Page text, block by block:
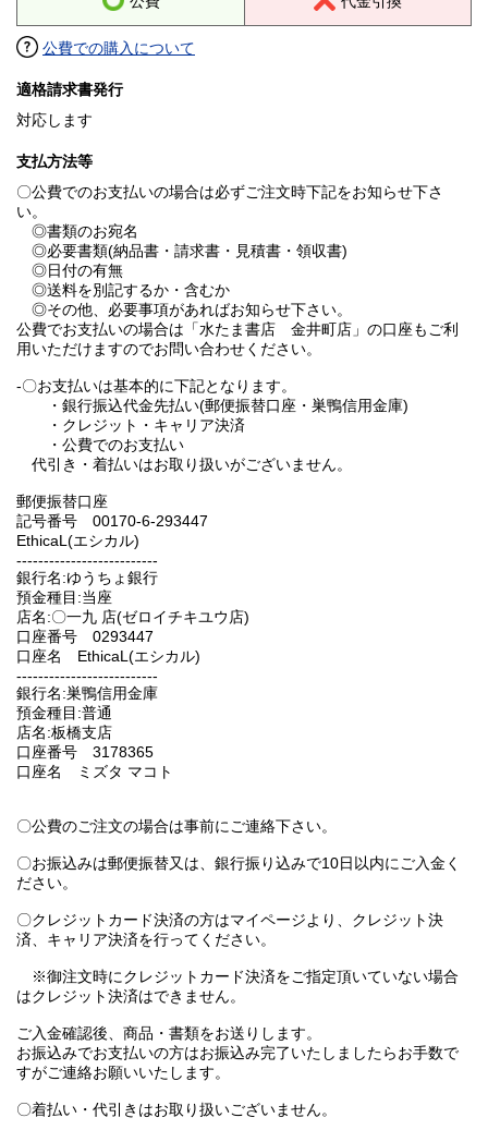
公費での購入について
適格請求書発行
対応します
支払方法等
〇公費でのお支払いの場合は必ずご注文時下記をお知らせ下さ
い。
◎書類のお宛名
◎必要書類(納品書・請求書・見積書・領収書)
◎日付の有無
◎送料を別記するか・含むか
◎その他、必要事項があればお知らせ下さい。
公費でお支払いの場合は「水たま書店 金井町店」の口座もご利
用いただけますのでお問い合わせください。
-〇お支払いは基本的に下記となります。
・銀行振込代金先払い(郵便振替口座・巣鴨信用金庫)
・クレジット・キャリア決済
・公費でのお支払い
代引き・着払いはお取り扱いがございません。
郵便振替口座
記号番号 00170-6-293447
EthicaL(エシカル)
--------------------------
銀行名:ゆうちょ銀行
預金種目:当座
店名:〇一九 店(ゼロイチキユウ店)
口座番号 0293447
口座名 EthicaL(エシカル)
--------------------------
銀行名:巣鴨信用金庫
預金種目:普通
店名:板橋支店
口座番号 3178365
口座名 ミズタ マコト
〇公費のご注文の場合は事前にご連絡下さい。
〇お振込みは郵便振替又は、銀行振り込みで10日以内にご入金く
ださい。
〇クレジットカード決済の方はマイページより、クレジット決
済、キャリア決済を行ってください。
※御注文時にクレジットカード決済をご指定頂いていない場合
はクレジット決済はできません。
ご入金確認後、商品・書類をお送りします。
お振込みでお支払いの方はお振込み完了いたしましたらお手数で
すがご連絡お願いいたします。
〇着払い・代引きはお取り扱いございません。